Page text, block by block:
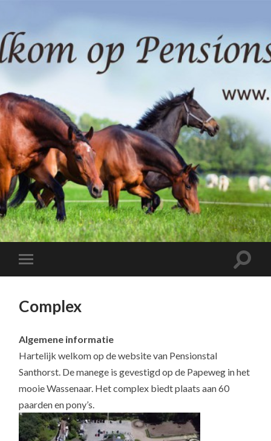
Complex
Algemene informatie
Hartelijk welkom op de website van Pensionstal
Santhorst. De manege is gevestigd op de Papeweg in het
mooie Wassenaar. Het complex biedt plaats aan 60
paarden en pony’s.